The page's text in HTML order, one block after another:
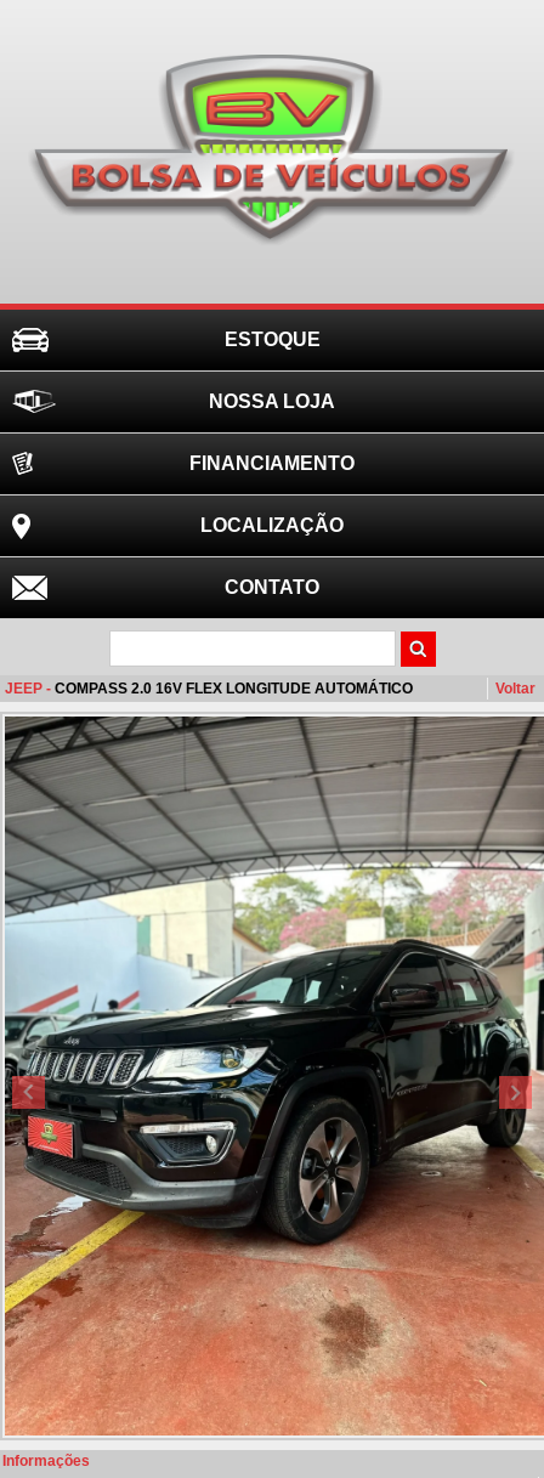
ESTOQUE
NOSSA LOJA
FINANCIAMENTO
LOCALIZAÇÃO
CONTATO
JEEP - COMPASS 2.0 16V FLEX LONGITUDE AUTOMÁTICO Voltar
Informações